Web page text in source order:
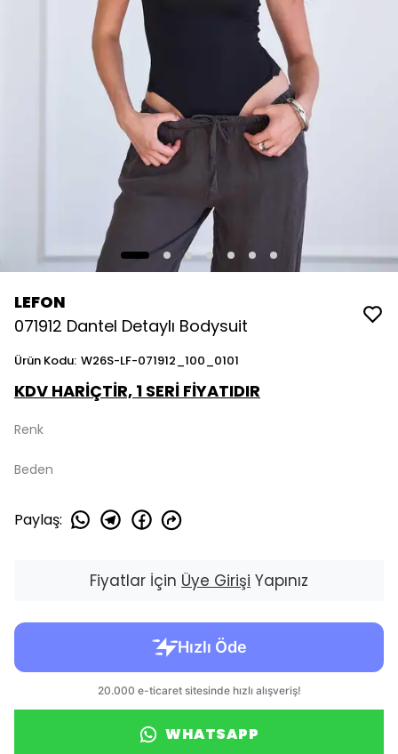
LEFON
071912 Dantel Detaylı Bodysuit
Ürün Kodu: W26S-LF-071912_100_0101
KDV HARİÇTİR, 1 SERİ FİYATIDIR
Renk
Beden
Paylaş:
Fiyatlar İçin Üye Girişi Yapınız
WHATSAPP